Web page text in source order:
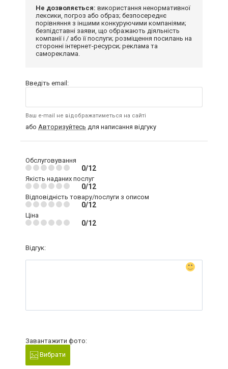
Не дозволяється: використання ненормативної
лексики, погроз або образ; безпосереднє
порівняння з іншими конкуруючими компаніями;
безпідставні заяви, що ображають діяльність
компанії і / або її послуги; розміщення посилань на
сторонні інтернет-ресурси; реклама та
самореклама.
Введіть email:
Ваш e-mail не відображатиметься на сайті
або Авторизуйтесь для написання відгуку
Обслуговування
0/12
Якість наданих послуг
0/12
Відповідність товару/послуги з описом
0/12
Ціна
0/12
Відгук:
Завантажити фото:
Вибрати